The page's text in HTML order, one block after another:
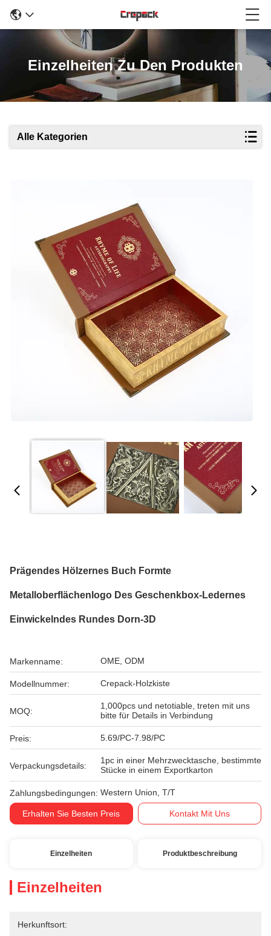
Einzelheiten Zu Den Produkten
Alle Kategorien
Prägendes Hölzernes Buch Formte
Metalloberflächenlogo Des Geschenkbox-Ledernes
Einwickelndes Rundes Dorn-3D
Markenname: OME, ODM
Modellnummer: Crepack-Holzkiste
MOQ:
1,000pcs und netotiable, treten mit uns
bitte für Details in Verbindung
Preis: 5.69/PC-7.98/PC
Verpackungsdetails:
1pc in einer Mehrzwecktasche, bestimmte
Stücke in einem Exportkarton
Zahlungsbedingungen: Western Union, T/T
Erhalten Sie Besten Preis Kontakt Mit Uns
Einzelheiten Produktbeschreibung
Einzelheiten
Herkunftsort: